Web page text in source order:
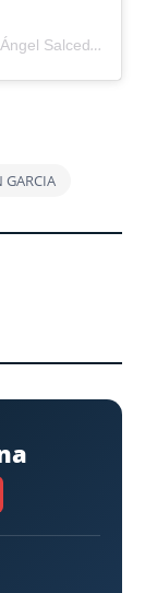
Una publicación compartida de Roberto Ángel Salcedo (@robertoangel01)
GARCIA